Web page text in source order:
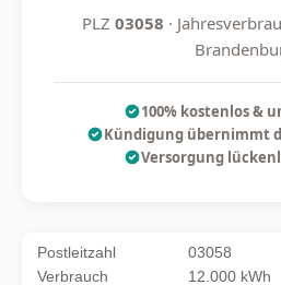
PLZ 03058 ·
100% kostenlos &
Kündigung übernimmt
Versorgung